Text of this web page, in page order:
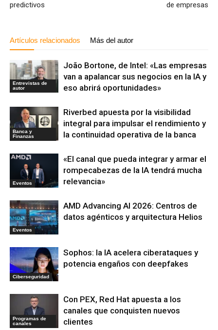
predictivos
de empresas
Artículos relacionados Más del autor
Entrevistas de
autor
João Bortone, de Intel: «Las empresas
van a apalancar sus negocios en la IA y
eso abrirá oportunidades»
Banca y
Finanzas
Riverbed apuesta por la visibilidad
integral para impulsar el rendimiento y
la continuidad operativa de la banca
Eventos
«El canal que pueda integrar y armar el
rompecabezas de la IA tendrá mucha
relevancia»
Eventos
AMD Advancing AI 2026: Centros de
datos agénticos y arquitectura Helios
Ciberseguridad
Sophos: la IA acelera ciberataques y
potencia engaños con deepfakes
Programas de
canales
Con PEX, Red Hat apuesta a los
canales que conquisten nuevos
clientes